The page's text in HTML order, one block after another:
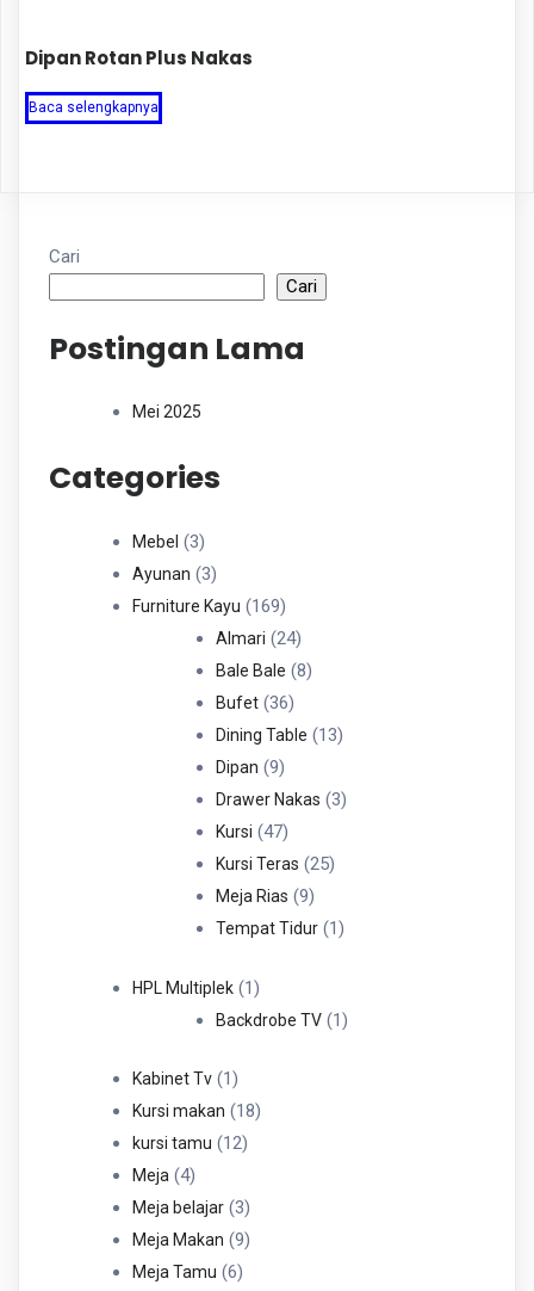
Dipan Rotan Plus Nakas
Baca selengkapnya
Cari
Cari
Postingan Lama
Mei 2025
Categories
Mebel 33
Produk
Ayunan 33
Produk
Furniture Kayu 169169
Produk
Almari 2424
Produk
Bale Bale 88
Bufet 3636
Produk
Dining Table 1313
Dipan 99
Produk
Drawer Nakas 33
Kursi 4747
Produk
Kursi Teras 2525
Meja Rias 99
Produk
Tempat Tidur 11
HPL Multiplek 11
Produk
Backdrobe TV 11
Kabinet Tv 11
Produk
Kursi makan 1818
kursi tamu 1212
Meja 44
Produk
Meja belajar 33
Produk
Meja Makan 99
Meja Tamu 66